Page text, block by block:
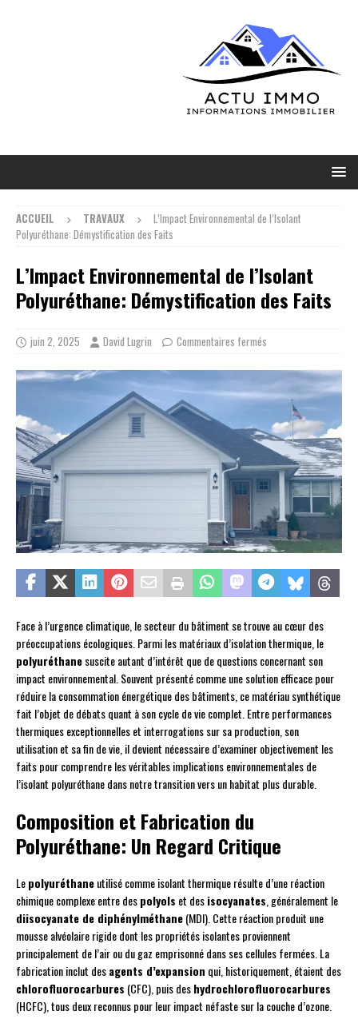
ACCUEIL TRAVAUX
L’Impact Environnemental de l’Isolant
Polyuréthane: Démystification des Faits
L’Impact Environnemental de l’Isolant
Polyuréthane: Démystification des Faits
juin 2, 2025 David Lugrin Commentaires fermés
Face à l’urgence climatique, le secteur du bâtiment se trouve au cœur des
préoccupations écologiques. Parmi les matériaux d’isolation thermique, le
polyuréthanesuscite autant d’intérêt que de questions concernant son
impact environnemental. Souvent présenté comme une solution efficace pour
réduire la consommation énergétique des bâtiments, ce matériau synthétique
fait l’objet de débats quant à son cycle de vie complet. Entre performances
thermiques exceptionnelles et interrogations sur sa production, son
utilisation et sa fin de vie, il devient nécessaire d’examiner objectivement les
faits pour comprendre les véritables implications environnementales de
l’isolant polyuréthane dans notre transition vers un habitat plus durable.
Composition et Fabrication du
Polyuréthane: Un Regard Critique
Lepolyuréthaneutilisé comme isolant thermique résulte d’une réaction
chimique complexe entre despolyols et desisocyanates , généralement le
diisocyanate de diphénylméthane(MDI). Cette réaction produit une
mousse alvéolaire rigide dont les propriétés isolantes proviennent
principalement de l’air ou du gaz emprisonné dans ses cellules fermées. La
fabrication inclut desagents d’expansion qui, historiquement, étaient des
chlorofluorocarbures (CFC), puis deshydrochlorofluorocarbures
(HCFC), tous deux reconnus pour leur impact néfaste sur la couche d’ozone.